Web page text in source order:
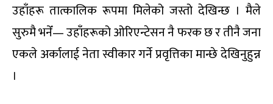
उहाँहरू तात्कालिक रूपमा मिलेको जस्तो देखिन्छ । मैले
सुरुमै भनेँ— उहाँहरूको ओरिएन्टेसन नै फरक छ र तीनै जना
एकले अर्कालाई नेता स्वीकार गर्ने प्रवृत्तिका मान्छे देखिनुहुन्न
।